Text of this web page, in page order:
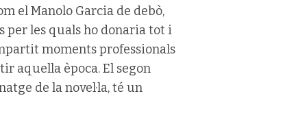
el Manolo Garcia de debò,
per les quals ho donaria tot i
moments professionals
aquella època. El segon
de la novel·la, té un